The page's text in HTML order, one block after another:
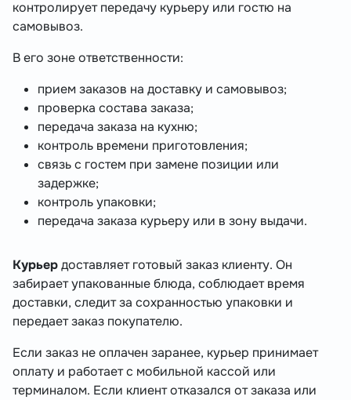
контролирует передачу курьеру или гостю на
самовывоз.
В его зоне ответственности:
прием заказов на доставку и самовывоз;
проверка состава заказа;
передача заказа на кухню;
контроль времени приготовления;
связь с гостем при замене позиции или
задержке;
контроль упаковки;
передача заказа курьеру или в зону выдачи.
Курьердоставляет готовый заказ клиенту. Он
забирает упакованные блюда, соблюдает время
доставки, следит за сохранностью упаковки и
передает заказ покупателю.
Если заказ не оплачен заранее, курьер принимает
оплату и работает с мобильной кассой или
терминалом. Если клиент отказался от заказа или